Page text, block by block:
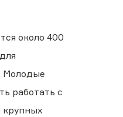
около 400
Молодые
работать с
крупных